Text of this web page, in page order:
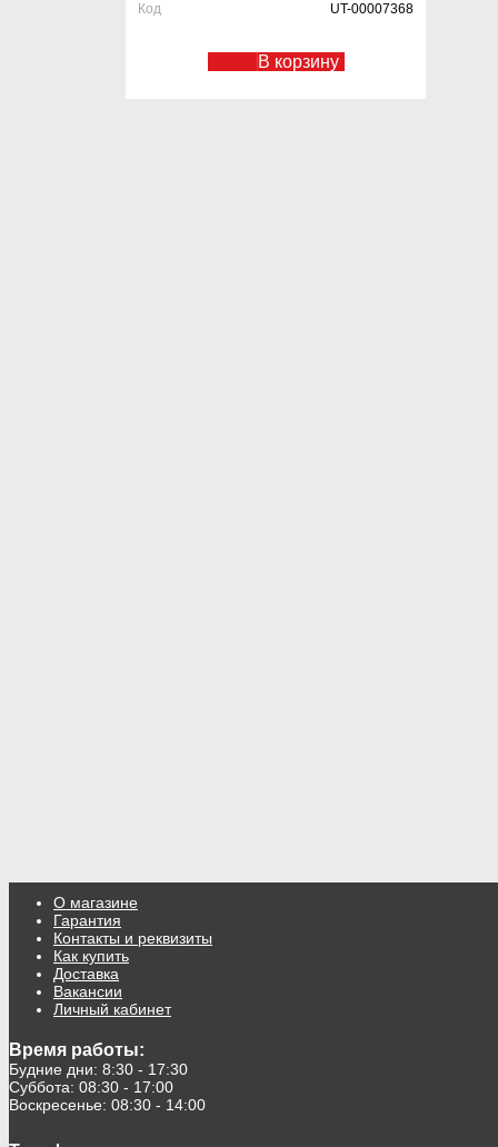
Код
UT-00007368
В корзину
О магазине
Гарантия
Контакты и реквизиты
Как купить
Доставка
Вакансии
Личный кабинет
Время работы:
Будние дни: 8:30 - 17:30
Суббота: 08:30 - 17:00
Воскресенье: 08:30 - 14:00